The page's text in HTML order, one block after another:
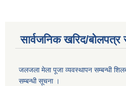
सार्वजनिक खरिद/बोलपत्र
जलजला मेला पूजा व्यवस्थापन सम्बन्धी
सम्बन्धी सूचना ।